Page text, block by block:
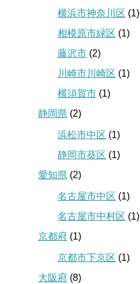
横浜市神奈川区 (1)
相模原市緑区 (1)
藤沢市 (2)
川崎市川崎区 (1)
横須賀市 (1)
静岡県 (2)
浜松市中区 (1)
静岡市葵区 (1)
愛知県 (2)
名古屋市中区 (1)
名古屋市中村区 (1)
京都府 (1)
京都市下京区 (1)
大阪府 (8)